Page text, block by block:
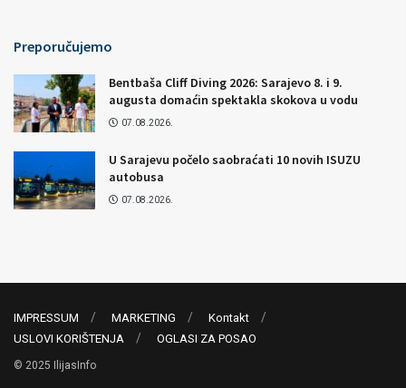
Preporučujemo
Bentbaša Cliff Diving 2026: Sarajevo 8. i 9.
augusta domaćin spektakla skokova u vodu
07.08.2026.
U Sarajevu počelo saobraćati 10 novih ISUZU
autobusa
07.08.2026.
IMPRESSUM MARKETING
Kontakt
USLOVI KORIŠTENJA
OGLASI ZA POSAO
© 2025 IlijasInfo